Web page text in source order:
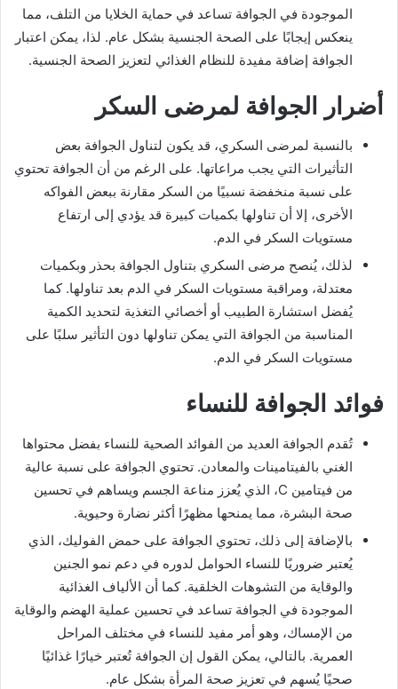
الموجودة في الجوافة تساعد في حماية الخلايا من التلف، مما
ينعكس إيجابًا على الصحة الجنسية بشكل عام. لذا، يمكن اعتبار
الجوافة إضافة مفيدة للنظام الغذائي لتعزيز الصحة الجنسية.
أضرار الجوافة لمرضى السكر
بالنسبة لمرضى السكري، قد يكون لتناول الجوافة بعض
التأثيرات التي يجب مراعاتها. على الرغم من أن الجوافة تحتوي
على نسبة منخفضة نسبيًا من السكر مقارنة ببعض الفواكه
الأخرى، إلا أن تناولها بكميات كبيرة قد يؤدي إلى ارتفاع
مستويات السكر في الدم.
لذلك، يُنصح مرضى السكري بتناول الجوافة بحذر وبكميات
معتدلة، ومراقبة مستويات السكر في الدم بعد تناولها. كما
يُفضل استشارة الطبيب أو أخصائي التغذية لتحديد الكمية
المناسبة من الجوافة التي يمكن تناولها دون التأثير سلبًا على
مستويات السكر في الدم.
فوائد الجوافة للنساء
تُقدم الجوافة العديد من الفوائد الصحية للنساء بفضل محتواها
الغني بالفيتامينات والمعادن. تحتوي الجوافة على نسبة عالية
من فيتامين C، الذي يُعزز مناعة الجسم ويساهم في تحسين
صحة البشرة، مما يمنحها مظهرًا أكثر نضارة وحيوية.
بالإضافة إلى ذلك، تحتوي الجوافة على حمض الفوليك، الذي
يُعتبر ضروريًا للنساء الحوامل لدوره في دعم نمو الجنين
والوقاية من التشوهات الخلقية. كما أن الألياف الغذائية
الموجودة في الجوافة تساعد في تحسين عملية الهضم والوقاية
من الإمساك، وهو أمر مفيد للنساء في مختلف المراحل
العمرية. بالتالي، يمكن القول إن الجوافة تُعتبر خيارًا غذائيًا
صحيًا يُسهم في تعزيز صحة المرأة بشكل عام.